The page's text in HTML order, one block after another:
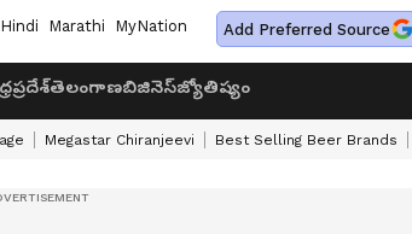
Hindi Marathi MyNation Add Preferred Source
తెలంగాణబిజినెస్జ్యోతిష్యం
Megastar Chiranjeevi Best Selling Beer Brands